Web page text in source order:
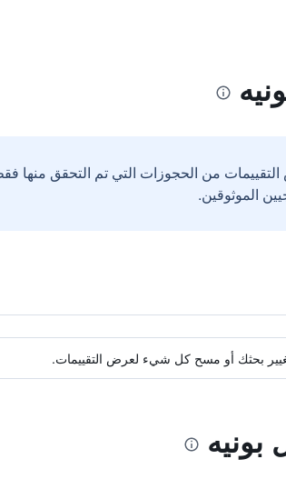
من الحجوزات التي تم التحقق منها
بحثك أو مسح كل شيء لعرض التقييمات.
بونيه